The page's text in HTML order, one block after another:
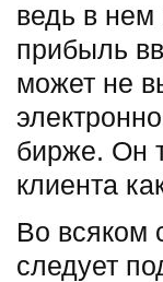
ведь в нем
прибыль
может не
бирже. Он
клиента
Во всяком
следует